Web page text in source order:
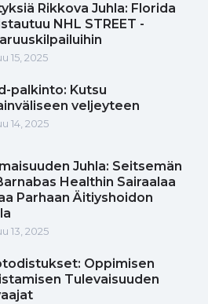
Rikkova Juhla: Florida
NHL STREET -
15, 2025
palkinto: Kutsu
veljeyteen
14, 2025
Juhla: Seitsemän
Healthin Sairaalaa
Parhaan Äitiyshoidon
13, 2025
Oppimisen
Tulevaisuuden